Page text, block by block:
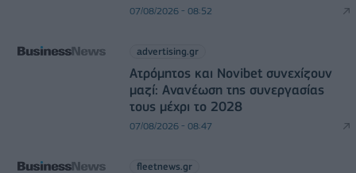
07/08/2026 - 08:52
advertising.gr
Ατρόμητος και Novibet συνεχίζουν
μαζί: Ανανέωση της συνεργασίας
τους μέχρι το 2028
07/08/2026 - 08:47
fleetnews.gr